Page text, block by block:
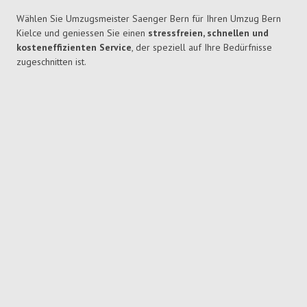
Wählen Sie Umzugsmeister Saenger Bern für Ihren Umzug Bern
Kielce und geniessen Sie einen stressfreien, schnellen und
kosteneffizienten Service, der speziell auf Ihre Bedürfnisse
zugeschnitten ist.